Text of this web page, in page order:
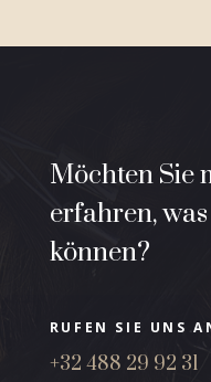
Möchten Sie
erfahren,
können?
RUFEN SIE UNS
+32 488 29 92 31